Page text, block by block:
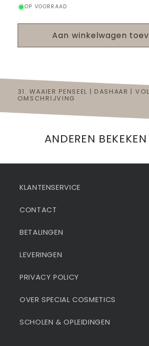
voor
Waaier
Waaier
OP VOORRAAD
Aan winkelwagen
31. WAAIER PENSEEL | DASHAAR |
OMSCHRIJVING
ANDEREN
KLANTENSERVICE
CONTACT
BETALINGEN
LEVERINGEN
PRIVACY POLICY
OVER SPECIAL COSMETICS
SCHOLEN & OPLEIDINGEN